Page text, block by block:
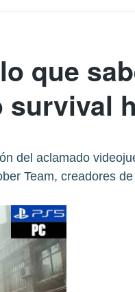
que
survival
del aclamado
Team, creadores